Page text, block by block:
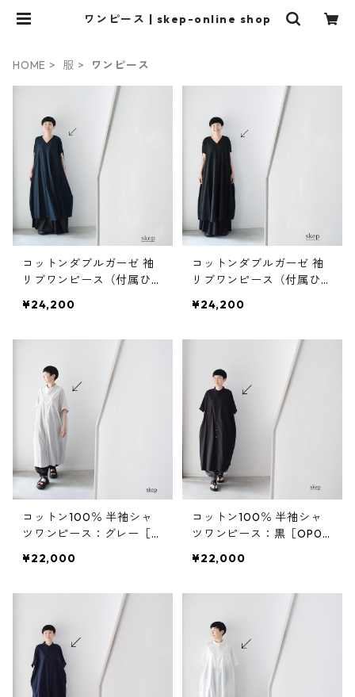
ワンピース | skep-online shop
HOME 服 ワンピース
コットンダブルガーゼ 袖
リブワンピース（付属ひも
¥24,200
コットンダブルガーゼ 袖
リブワンピース（付属ひも
¥24,200
コットン100％ 半袖シャ
ツワンピース：グレー［O
¥22,000
コットン100％ 半袖シャ
ツワンピース：黒［OP03
¥22,000